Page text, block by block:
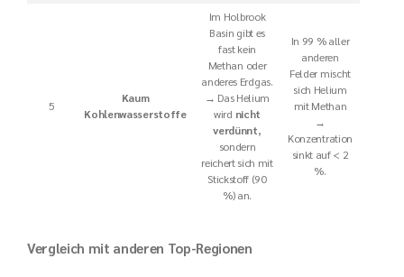
5
Kaum
Kohlenwasserstoffe
Im Holbrook
Basin gibt es
fast kein
Methan oder
anderes Erdgas.
→ Das Helium
wird nicht
verdünnt,
sondern
reichert sich mit
Stickstoff (90
%) an.
In 99 % aller
anderen
Felder mischt
sich Helium
mit Methan
→
Konzentration
sinkt auf < 2
%.
Vergleich mit anderen Top-Regionen